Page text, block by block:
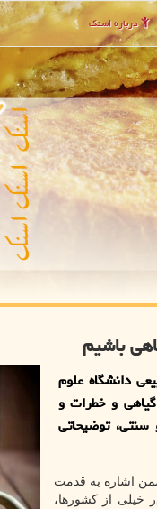
درباره اسنك
باشیم
دانشگاه علوم
و خطرات و
توضیحاتی
اشاره به قدمت
خیلی از کشورها،